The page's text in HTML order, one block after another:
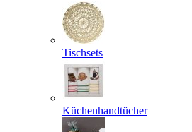
Tischsets
Küchenhandtücher